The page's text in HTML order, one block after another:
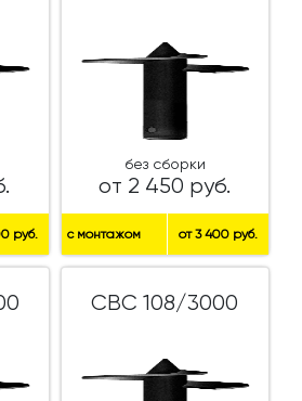
руб.
без сборки
от 2 450 руб.
с монтажом от 3 400 руб.
СВС 108/3000